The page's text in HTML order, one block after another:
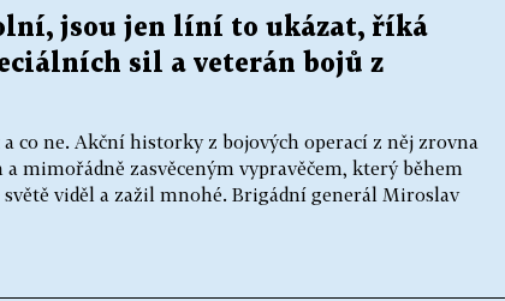
jsou jen líní to ukázat, říká
sil a veterán bojů z
co ne. Akční historky z bojových operací z něj zrovna
a mimořádně zasvěceným vypravěčem, který během
světě viděl a zažil mnohé. Brigádní generál Miroslav